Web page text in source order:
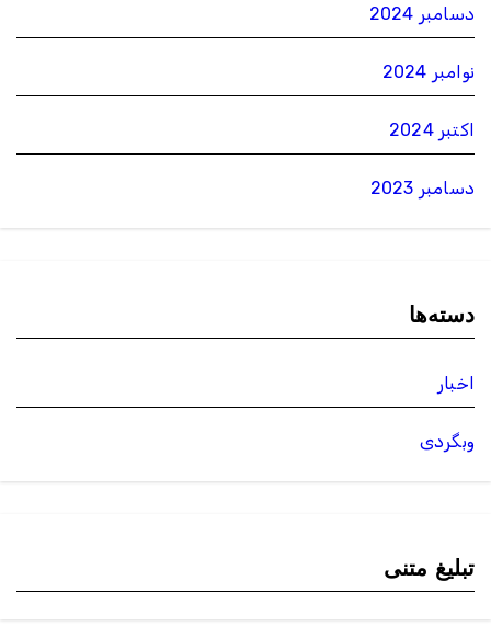
دسامبر 2024
نوامبر 2024
اکتبر 2024
دسامبر 2023
دسته‌ها
اخبار
وبگردی
تبلیغ متنی